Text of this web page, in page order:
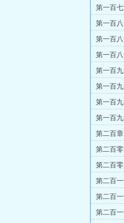
第一百
第一百
第一百
第一百
第一百
第一百
第一百
第一百
第二百
第二百
第二百
第二百
第二百
第二百